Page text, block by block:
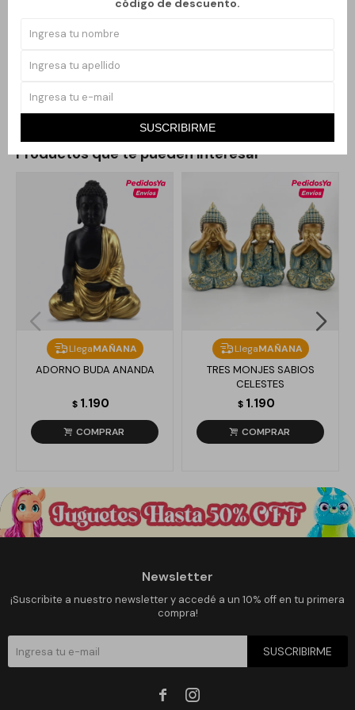
SUSCRIBIRME
intrincados en su vestimenta y la delicada expresión en su rostro
invitan a la reflexión y a la tranquilidad. Perfecta para
espiritualidad.
Productos que te pueden interesar
LlegaMAÑANA
ADORNO BUDA ANANDA
$ 1.190
LlegaMAÑANA
TRES MONJES SABIOS
CELESTES
$ 1.190
Newsletter
¡Suscribite a nuestro newsletter y accedé a un 10% off en tu primera
compra!
SUSCRIBIRME
 